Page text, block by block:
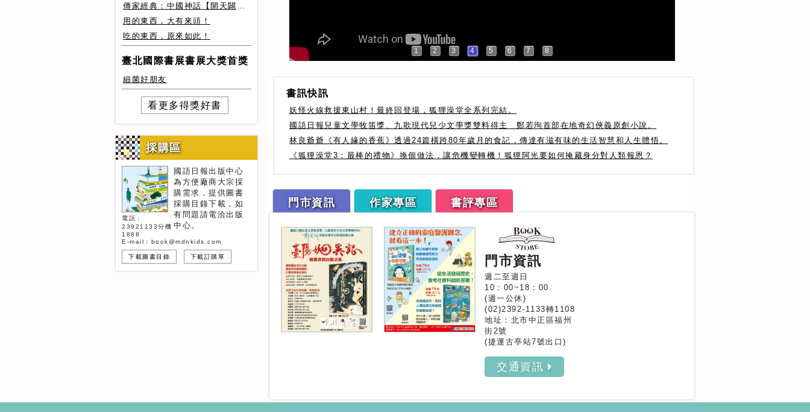
傳家經典：中國神話【開天闢地篇】盤古、女媧還有奇珍異獸
用的東西，大有來頭！
吃的東西，原來如此！
臺北國際書展書展大獎首獎
細菌好朋友
看更多得獎好書
採購區
國語日報出版中心
為方便廠商大宗採
購需求，提供圖書
採購目錄下載，如
有問題請電洽出版
中心。
電話：
23921133分機
1888
E-mail：book@mdnkids.com
下載圖書目錄 下載訂購單
1 2 3 4 5 6 7 8
書訊快訊
妖怪火線救援東山村！最終回登場，狐狸澡堂全系列完結。
國語日報兒童文學牧笛獎、九歌現代兒少文學獎雙料得主 鄭若珣首部在地奇幻俠義原創小說。
林良爺爺《有人緣的香蕉》透過24篇橫跨80年歲月的食記，傳達有滋有味的生活智慧和人生體悟。
《狐狸澡堂3：最棒的禮物》換個做法，讓危機變轉機！狐狸阿光要如何掩藏身分對人類報恩？
門市資訊 作家專區 書評專區
門市資訊
週二至週日
10：00~18：00
(週一公休)
(02)2392-1133轉1108
地址：北市中正區福州
街2號
(捷運古亭站7號出口)
交通資訊